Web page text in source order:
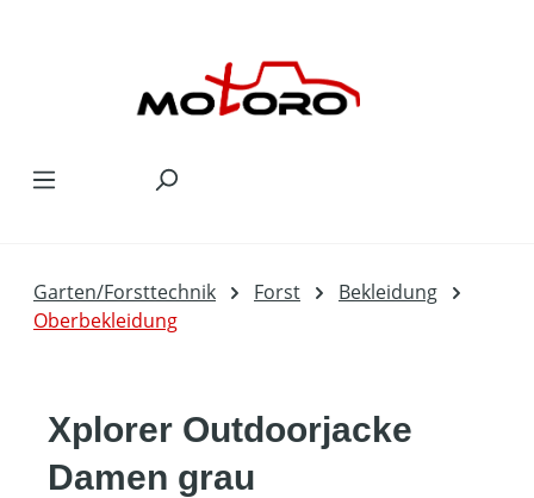
Garten/Forsttechnik Forst
Bekleidung
Oberbekleidung
Xplorer Outdoorjacke
Damen grau